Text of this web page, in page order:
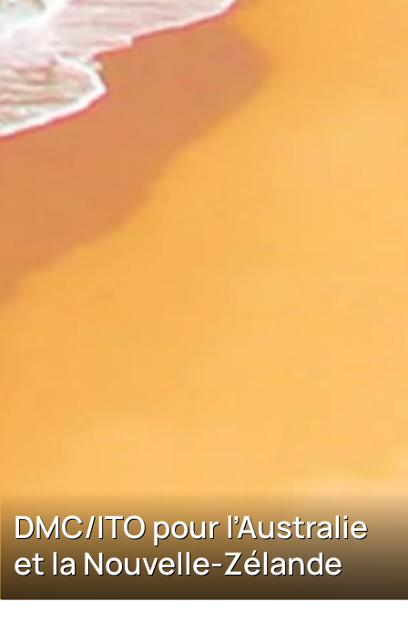
DMC/ITO pour l’Australie
et la Nouvelle-Zélande